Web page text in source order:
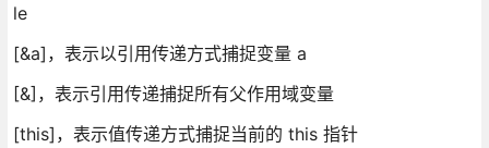
le
[&a]，表示以引用传递方式捕捉变量 a
[&]，表示引用传递捕捉所有父作用域变量
[this]，表示值传递方式捕捉当前的 this 指针